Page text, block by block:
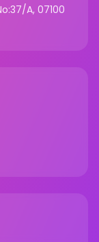
A, 07100